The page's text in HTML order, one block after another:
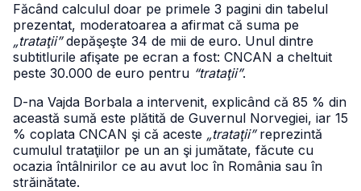
Făcând calculul doar pe primele 3 pagini din tabelul
prezentat, moderatoarea a afirmat că suma pe
„trataţii”depăşeşte 34 de mii de euro. Unul dintre
subtitlurile afişate pe ecran a fost: CNCAN a cheltuit
peste 30.000 de euro pentru “trataţii”.
D-na Vajda Borbala a intervenit, explicând că 85 % din
această sumă este plătită de Guvernul Norvegiei, iar 15
% coplata CNCAN şi că aceste „trataţii”reprezintă
cumulul trataţiilor pe un an şi jumătate, făcute cu
ocazia întâlnirilor ce au avut loc în România sau în
străinătate.